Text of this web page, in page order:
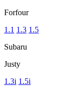
Forfour
1.1 1.3 1.5
Subaru
Justy
1.3i 1.5i